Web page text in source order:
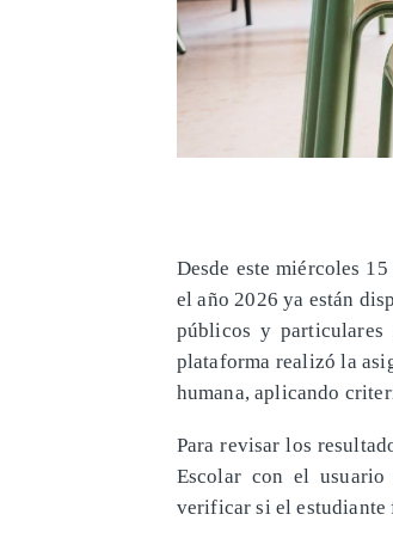
Desde este miércoles
el año 2026 ya están
públicos y particulares
plataforma realizó la
humana, aplicando
Para revisar los
Escolar con el
verificar si el estudiante